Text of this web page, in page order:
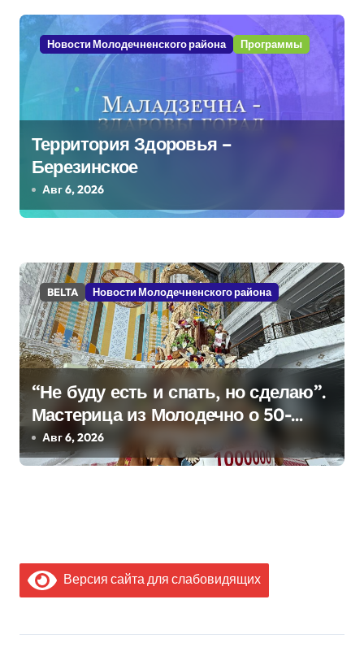
а
п
я
м
Новости Молодечненского района Программы
Территория Здоровья –
Березинское
Авг 6, 2026
BELTA Новости Молодечненского района
“Не буду есть и спать, но сделаю”.
Мастерица из Молодечно о 50-
килограммовом каравае для
Дворца Независимости
Авг 6, 2026
Версия сайта для слабовидящих